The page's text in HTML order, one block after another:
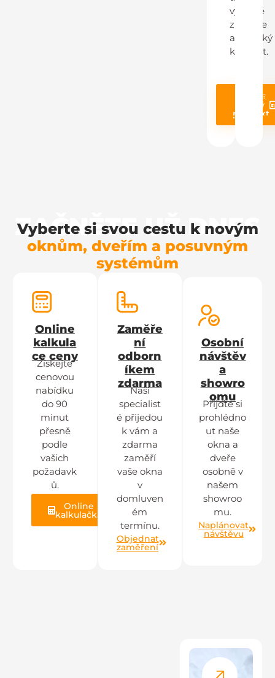
výrazně
zlepšuje
akustický
komfort.
Poptat
stejný
produkt
ZAČNĚTE UŽ DNES
Vyberte si svou cestu k novým
oknům, dveřím a posuvným
systémům
Online
kalkula
ce ceny
Získejte
cenovou
nabídku
do 90
minut
přesně
podle
vašich
požadavk
ů.
Online
kalkulačka
Zaměře
ní
odborn
íkem
zdarma
Naši
specialist
é přijedou
k vám a
zdarma
zaměří
vaše okna
v
domluven
ém
termínu.
Objednat
zaměření
Osobní
návštěv
a
showro
omu
Přijďte si
prohlédno
ut naše
okna a
dveře
osobně v
našem
showroo
mu.
Naplánovat
návštěvu